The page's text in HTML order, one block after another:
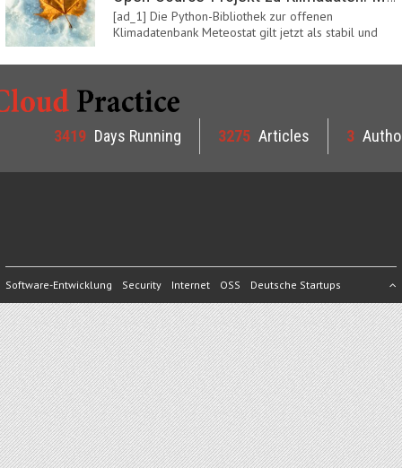
[ad_1] Die Python-Bibliothek zur offenen
Klimadatenbank Meteostat gilt jetzt als stabil und
3419 Days Running 3275 Articles 3
Software-Entwicklung Security Internet OSS Deutsche Startups